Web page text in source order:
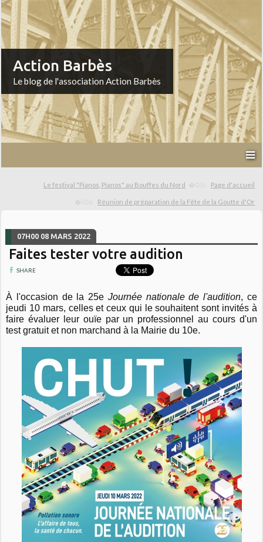
Action Barbès
Le blog de l'association Action Barbès
Le festival "Pianos, Pianos" au Bouffes du Nord Page d'accueil
Réunion de préparation de la Fête de la Goutte d'Or
07H00 08 MARS 2022
Faites tester votre audition
SHARE
À l'occasion de la 25e Journée nationale de l'audition, ce
jeudi 10 mars, celles et ceux qui le souhaitent sont invités à
faire évaluer leur ouïe par un professionnel au cours d'un
test gratuit et non marchand à la Mairie du 10e.